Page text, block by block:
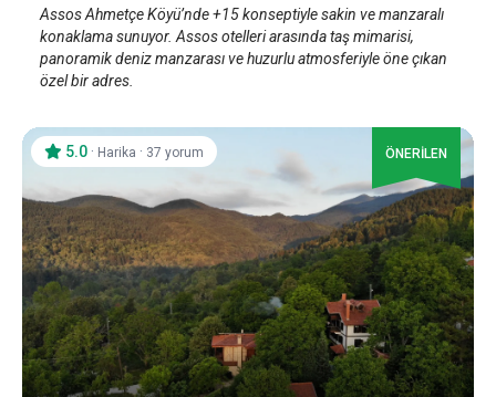
Assos Ahmetçe Köyü’nde +15 konseptiyle sakin ve manzaralı
konaklama sunuyor. Assos otelleri arasında taş mimarisi,
panoramik deniz manzarası ve huzurlu atmosferiyle öne çıkan
özel bir adres.
5.0 · Harika · 37 yorum ÖNERİLEN